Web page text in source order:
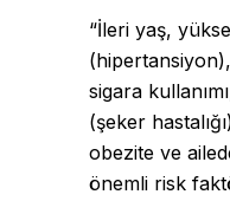
“İleri yaş,
sigara
(şeker
obezite ve
önemli risk